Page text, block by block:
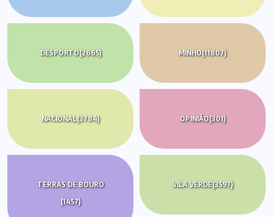
DESPORTO(2665) MINHO(11807)
NACIONAL(3784) OPINIÃO(301)
TERRAS DE BOURO
(1457)
VILA VERDE(3597)